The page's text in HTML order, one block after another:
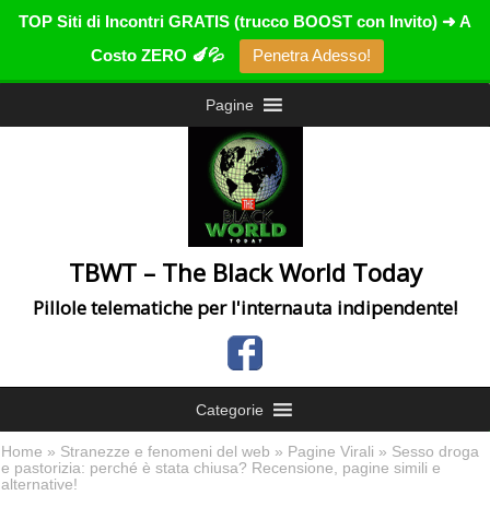
TOP Siti di Incontri GRATIS (trucco BOOST con Invito) ➜ A
Costo ZERO 🍆💦
Penetra Adesso!
Pagine
TBWT – The Black World Today
Pillole telematiche per l'internauta indipendente!
Categorie
Home » Stranezze e fenomeni del web » Pagine Virali » Sesso droga
e pastorizia: perché è stata chiusa? Recensione, pagine simili e
alternative!